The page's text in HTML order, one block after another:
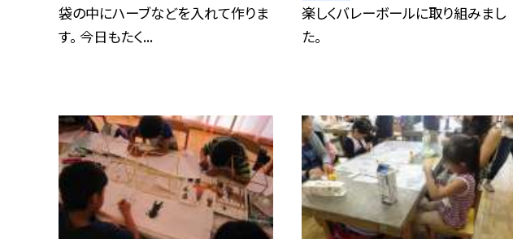
袋の中にハーブなどを入れて作りま
す。 今日もたく...
楽しくバレーボールに取り組みまし
た。